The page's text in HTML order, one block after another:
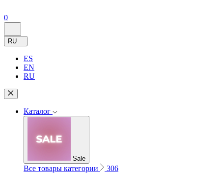
0
RU
ES
EN
RU
Каталог
Sale
Все товары категории 306